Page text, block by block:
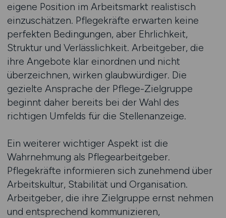
eigene Position im Arbeitsmarkt realistisch
einzuschätzen. Pflegekräfte erwarten keine
perfekten Bedingungen, aber Ehrlichkeit,
Struktur und Verlässlichkeit. Arbeitgeber, die
ihre Angebote klar einordnen und nicht
überzeichnen, wirken glaubwürdiger. Die
gezielte Ansprache der Pflege-Zielgruppe
beginnt daher bereits bei der Wahl des
richtigen Umfelds für die Stellenanzeige.
Ein weiterer wichtiger Aspekt ist die
Wahrnehmung als Pflegearbeitgeber.
Pflegekräfte informieren sich zunehmend über
Arbeitskultur, Stabilität und Organisation.
Arbeitgeber, die ihre Zielgruppe ernst nehmen
und entsprechend kommunizieren,